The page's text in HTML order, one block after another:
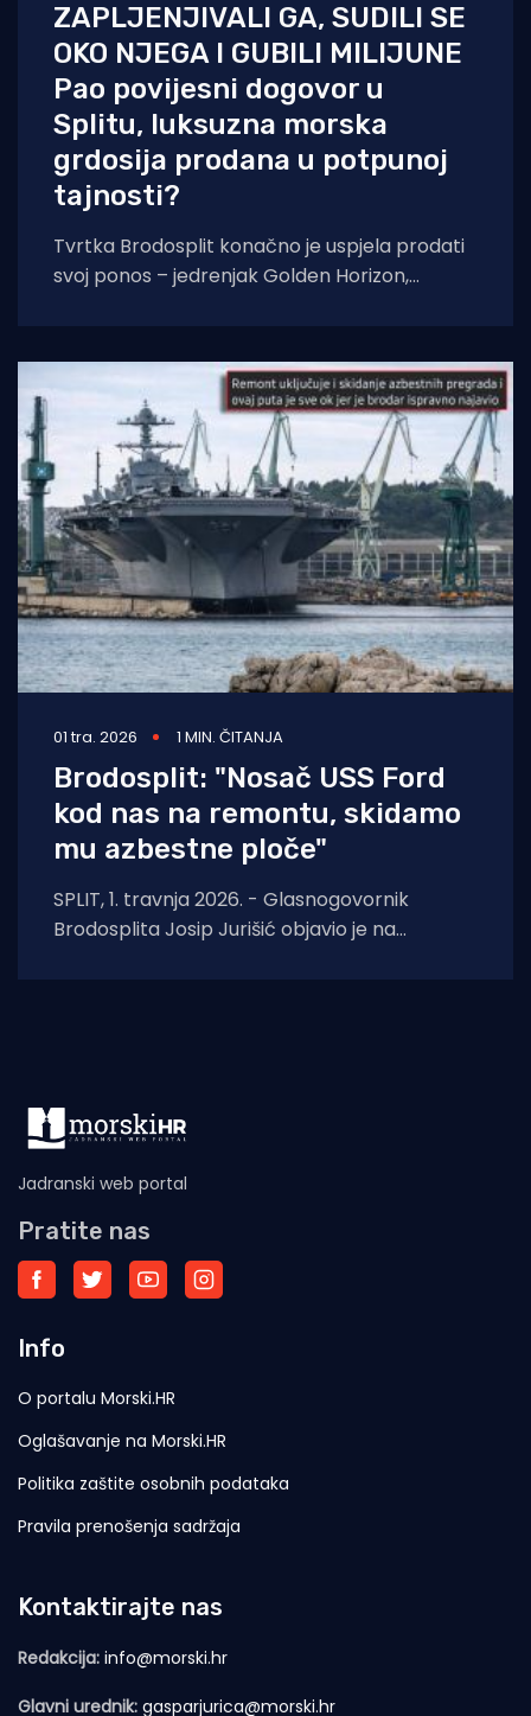
ZAPLJENJIVALI GA, SUDILI SE
OKO NJEGA I GUBILI MILIJUNE
Pao povijesni dogovor u
Splitu, luksuzna morska
grdosija prodana u potpunoj
tajnosti?
Tvrtka Brodosplit konačno je uspjela prodati
svoj ponos – jedrenjak Golden Horizon,
01 tra. 2026 1 MIN. ČITANJA
Brodosplit: "Nosač USS Ford
kod nas na remontu, skidamo
mu azbestne ploče"
SPLIT, 1. travnja 2026. - Glasnogovornik
Brodosplita Josip Jurišić objavio je na
Jadranski web portal
Pratite nas
Info
O portalu Morski.HR
Oglašavanje na Morski.HR
Politika zaštite osobnih podataka
Pravila prenošenja sadržaja
Kontaktirajte nas
Redakcija: info@morski.hr
Glavni urednik: gasparjurica@morski.hr